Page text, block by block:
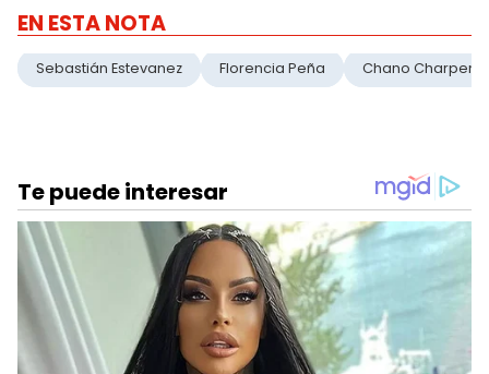
EN ESTA NOTA
Sebastián Estevanez Florencia Peña Chano